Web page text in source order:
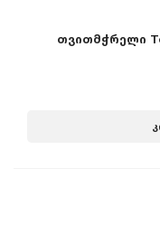
თვითმჭრელი